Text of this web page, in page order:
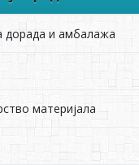
дорада и амбалажа
материјала